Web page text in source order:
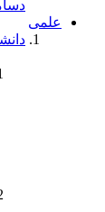
دسامبر
علمی